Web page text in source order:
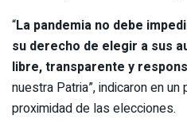
“La pandemia no debe
su derecho de elegir a sus
libre, transparente y
nuestra Patria”, indicaron en
proximidad de las elecciones.